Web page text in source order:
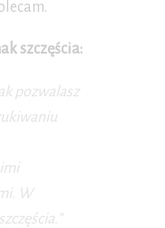
szczęścia:
pozwalasz
W
”